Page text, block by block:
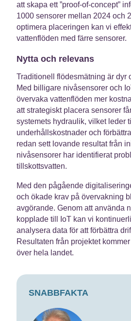
SNABBFAKTA
att skapa ett ”proof-of-concept”
1000 sensorer mellan 2024 och
optimera placeringen kan vi
vattenflöden med färre sensorer.
Nytta och relevans
Traditionell flödesmätning är dyr
Med billigare nivåsensorer och
övervaka vattenflöden mer
att strategiskt placera sensorer
systemets hydraulik, vilket leder
underhållskostnader och
redan sett lovande resultat från
nivåsensorer har identifierat
tillskottsvatten.
Med den pågående
och ökade krav på övervakning
avgörande. Genom att använda
kopplade till IoT kan vi
analysera data för att förbättra
Resultaten från projektet
över hela landet.